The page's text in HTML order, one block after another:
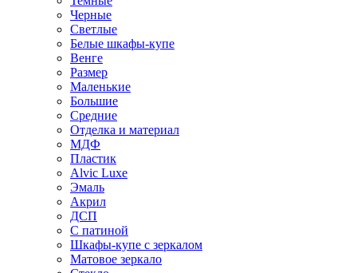
Черные
Светлые
Белые шкафы-купе
Венге
Размер
Маленькие
Большие
Средние
Отделка и материал
МДФ
Пластик
Alvic Luxe
Эмаль
Акрил
ДСП
С патиной
Шкафы-купе с зеркалом
Матовое зеркало